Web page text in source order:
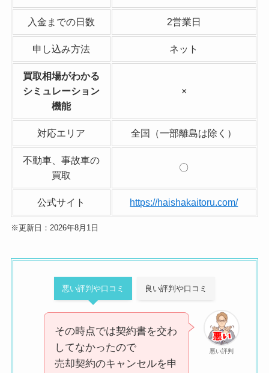
入金までの日数 2営業日
申し込み方法 ネット
買取相場がわかる
シミュレーション
機能
×
対応エリア 全国（一部離島は除く）
不動車、事故車の
買取
〇
公式サイト https://haishakaitoru.com/
※更新日：2026年8月1日
悪い評判や口コミ 良い評判や口コミ
悪い評判
その時点では契約書を交わ
してなかったので
売却契約のキャンセルを申